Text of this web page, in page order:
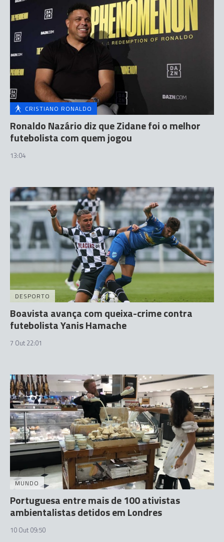
CRISTIANO RONALDO
Ronaldo Nazário diz que Zidane foi o melhor
futebolista com quem jogou
13:04
DESPORTO
Boavista avança com queixa-crime contra
futebolista Yanis Hamache
7 Out 22:01
MUNDO
Portuguesa entre mais de 100 ativistas
ambientalistas detidos em Londres
10 Out 09:50